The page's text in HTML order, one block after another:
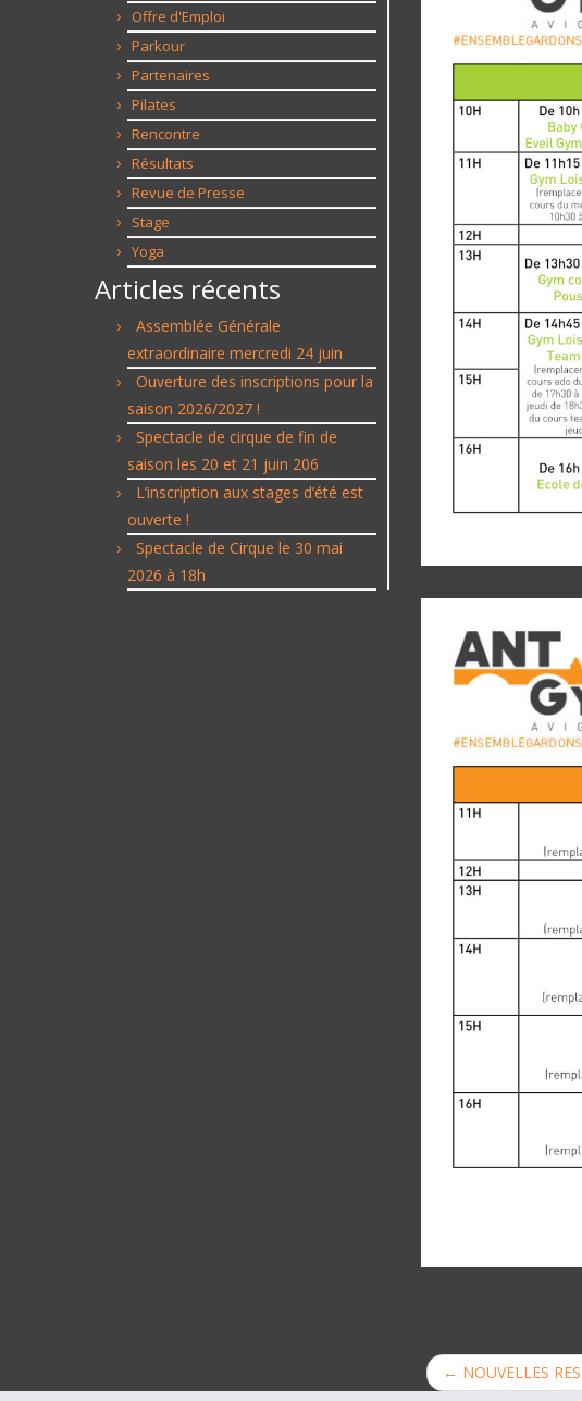
Offre d'Emploi
Parkour
Partenaires
Pilates
Rencontre
Résultats
Revue de Presse
Stage
Yoga
Articles récents
Assemblée Générale
extraordinaire mercredi 24 juin
Ouverture des inscriptions pour la
saison 2026/2027 !
Spectacle de cirque de fin de
saison les 20 et 21 juin 206
L’inscription aux stages d’été est
ouverte !
Spectacle de Cirque le 30 mai
2026 à 18h
← NOUVELLES